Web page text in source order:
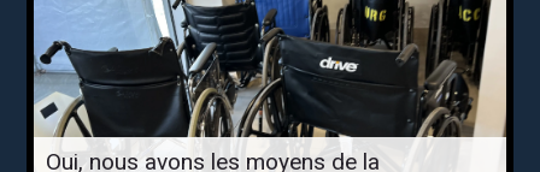
Oui, nous avons les moyens de la